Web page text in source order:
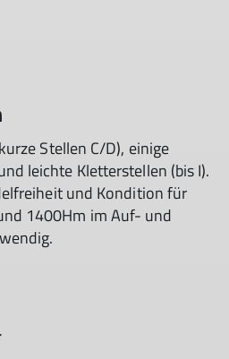
Stellen C/D), einige
leichte Kletterstellen (bis I).
und Kondition für
1400Hm im Auf- und